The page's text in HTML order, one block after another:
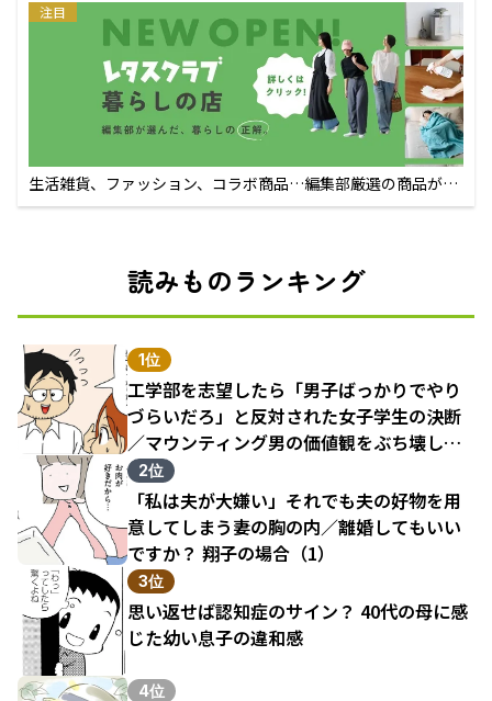
注目
生活雑貨、ファッション、コラボ商品…編集部厳選の商品が買
えるECサイト
読みものランキング
1位
工学部を志望したら「男子ばっかりでやり
づらいだろ」と反対された女子学生の決断
／マウンティング男の価値観をぶち壊した
結果（1）
2位
「私は夫が大嫌い」それでも夫の好物を用
意してしまう妻の胸の内／離婚してもいい
ですか？ 翔子の場合（1）
3位
思い返せば認知症のサイン？ 40代の母に感
じた幼い息子の違和感
4位